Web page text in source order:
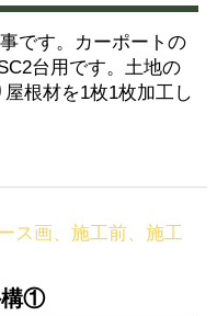
です。カーポートの
台用です。土地の
根材を1枚1枚加工し
ス画、施工前、施工
構①